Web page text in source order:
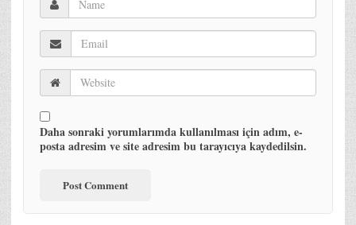
Daha sonraki yorumlarımda kullanılması için adım, e-
posta adresim ve site adresim bu tarayıcıya kaydedilsin.